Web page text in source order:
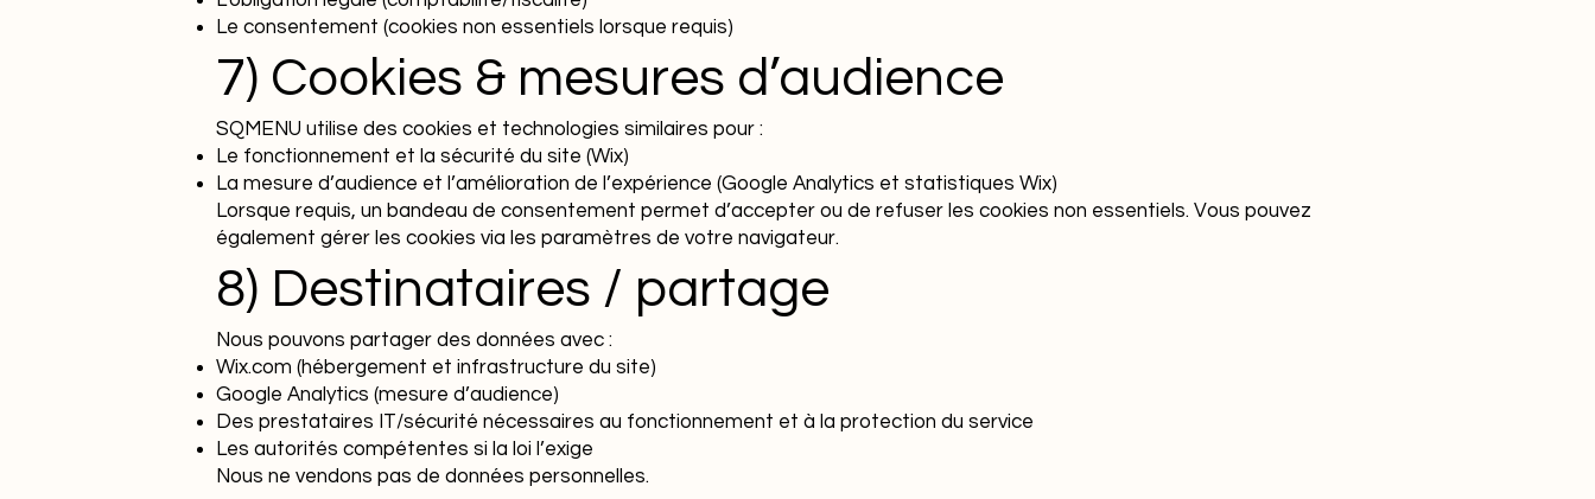
Le consentement (cookies non essentiels lorsque requis)
7) Cookies & mesures d’audience
SQMENU utilise des cookies et technologies similaires pour :
Le fonctionnement et la sécurité du site (Wix)
La mesure d’audience et l’amélioration de l’expérience (Google Analytics et statistiques Wix)
Lorsque requis, un bandeau de consentement permet d’accepter ou de refuser les cookies non essentiels. Vous pouvez
également gérer les cookies via les paramètres de votre navigateur.
8) Destinataires / partage
Nous pouvons partager des données avec :
Wix.com (hébergement et infrastructure du site)
Google Analytics (mesure d’audience)
Des prestataires IT/sécurité nécessaires au fonctionnement et à la protection du service
Les autorités compétentes si la loi l’exige
Nous ne vendons pas de données personnelles.